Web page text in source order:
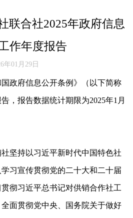
联合社2025年政府信息
作年度报告
年01月29日
府信息公开条例》（以下简称
，报告数据统计期限为2025年1月
坚持以习近平新时代中国特色社
习宣传贯彻党的二十大和二十届
彻习近平总书记对供销合作社工
面贯彻党中央、国务院关于做好